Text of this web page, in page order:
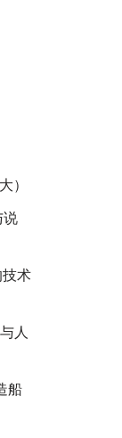
）
说
术
人
船